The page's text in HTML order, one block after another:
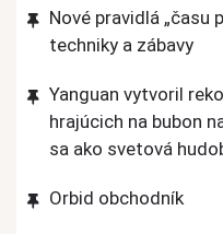
Nové pravidlá „času
techniky a zábavy
Yanguan vytvoril
hrajúcich na bubon
sa ako svetová
Orbid obchodník